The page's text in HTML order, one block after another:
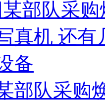
部队采购